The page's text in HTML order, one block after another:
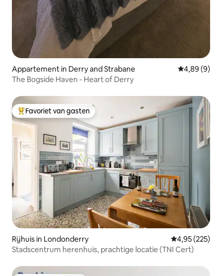
Appartement in Derry and Strabane Gemiddelde
4,89 (9)
The Bogside Haven - Heart of Derry
Topfavoriet van gasten
Favoriet van gasten
Rijhuis in Londonderry Gemiddelde
4,95 (225)
Stadscentrum herenhuis, prachtige locatie (TNI Cert)